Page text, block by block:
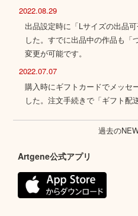
2022.08.29
出品設定時に「Lサイズの出品
した。すでに出品中の作品も「
変更が可能です。
2022.07.07
購入時にギフトカードでメッセ
した。注文手続きで「ギフト配
過去の
Artgene公式アプリ